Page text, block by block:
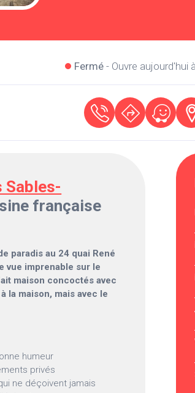
Fermé- Ouvre aujourd'hui
Sables-
française
paradis au 24 quai René
vue imprenable sur le
maison concoctés avec
la maison, mais avec le
humeur
privés
ne déçoivent jamais